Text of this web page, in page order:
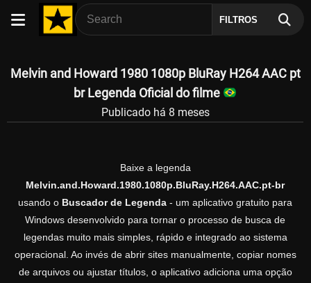
FILTROS
Melvin and Howard 1980 1080p BluRay H264 AAC pt
br Legenda Oficial do filme
Publicado há 8 meses
Baixe a legenda
Melvin.and.Howard.1980.1080p.BluRay.H264.AAC.pt-br
usando o Buscador de Legenda - um aplicativo gratuito para
Windows desenvolvido para tornar o processo de busca de
legendas muito mais simples, rápido e integrado ao sistema
operacional. Ao invés de abrir sites manualmente, copiar nomes
de arquivos ou ajustar títulos, o aplicativo adiciona uma opção